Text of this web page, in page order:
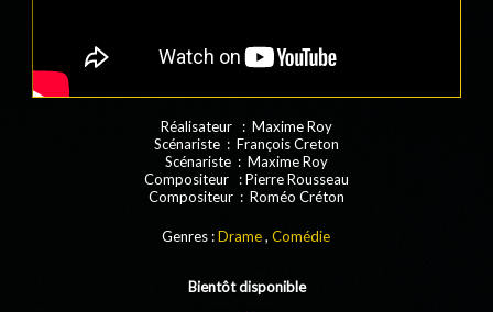
Réalisateur : Maxime Roy
Scénariste : François Creton
Scénariste : Maxime Roy
Compositeur : Pierre Rousseau
Compositeur : Roméo Créton
Genres :Drame,Comédie
Bientôt disponible